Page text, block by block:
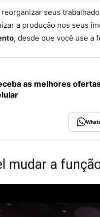
reorganizar seus
a produção nos seus
, desde que você use a
as melhores
mudar a